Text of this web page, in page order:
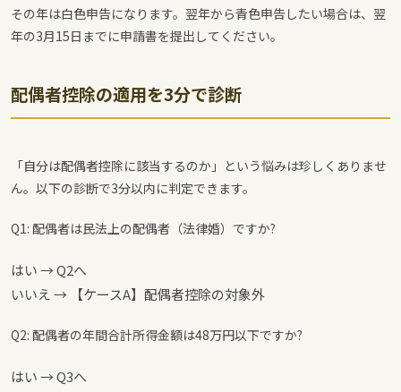
その年は白色申告になります。翌年から青色申告したい場合は、翌
年の3月15日までに申請書を提出してください。
配偶者控除の適用を3分で診断
「自分は配偶者控除に該当するのか」という悩みは珍しくありませ
ん。以下の診断で3分以内に判定できます。
Q1: 配偶者は民法上の配偶者（法律婚）ですか?
はい → Q2へ
いいえ → 【ケースA】配偶者控除の対象外
Q2: 配偶者の年間合計所得金額は48万円以下ですか?
はい → Q3へ